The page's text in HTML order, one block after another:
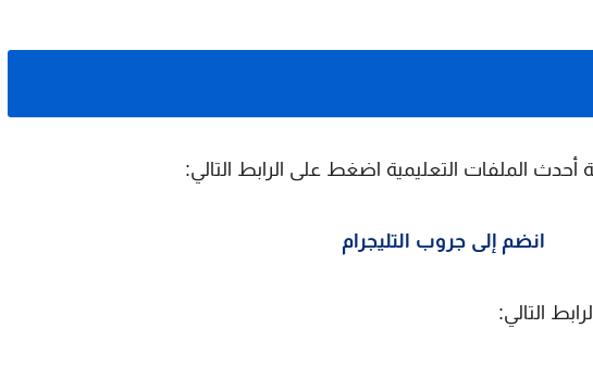
أحدث الملفات التعليمية اضغط على الرابط التالي:
انضم إلى جروب التليجرام
التالي: